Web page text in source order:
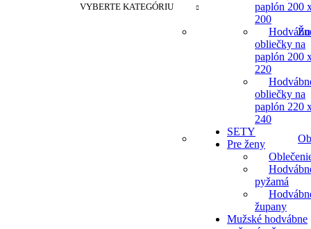
VYBERTE KATEGÓRIU
paplón 200
200
obliečky na
paplón 200
220
obliečky na
paplón 220
240
SETY
Pre ženy
pyžamá
župany
Mužské hodvábne